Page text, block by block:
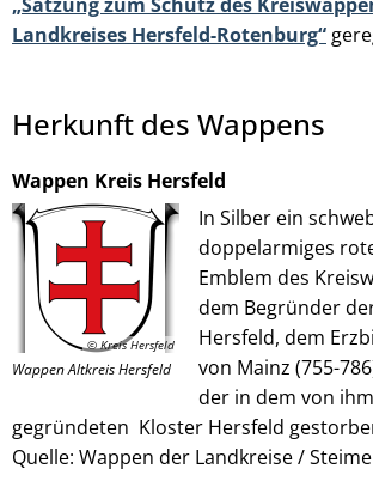
Landkreises Hersfeld-Rotenburg“
Herkunft des Wappens
Wappen Kreis Hersfeld
© Kreis Hersfeld
Wappen Altkreis Hersfeld
In Silber ein
doppelarmiges
Emblem des
dem Begründer
Hersfeld, dem
von Mainz (755-
der in dem von ihm
gegründeten Kloster Hersfeld
Quelle: Wappen der Landkreise /